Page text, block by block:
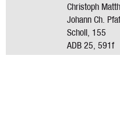
Christoph
Johann Ch.
Scholl, 155
ADB 25, 591f